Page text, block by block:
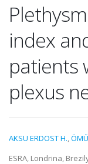
index
patients
plexus
AKSU ERDOST H.,
ESRA, Londrina,